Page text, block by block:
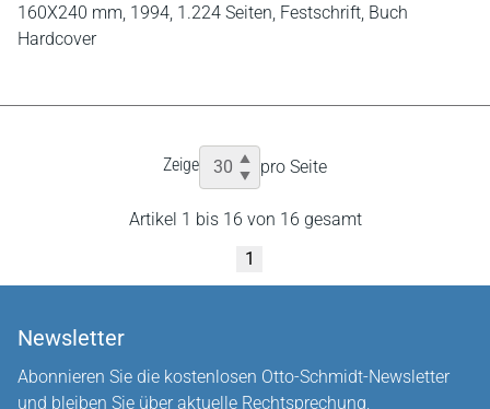
160X240 mm, 1994, 1.224 Seiten, Festschrift, Buch
Hardcover
Zeige pro Seite
Artikel 1 bis 16 von 16 gesamt
1
Newsletter
Abonnieren Sie die kostenlosen Otto-Schmidt-Newsletter
und bleiben Sie über aktuelle Rechtsprechung,